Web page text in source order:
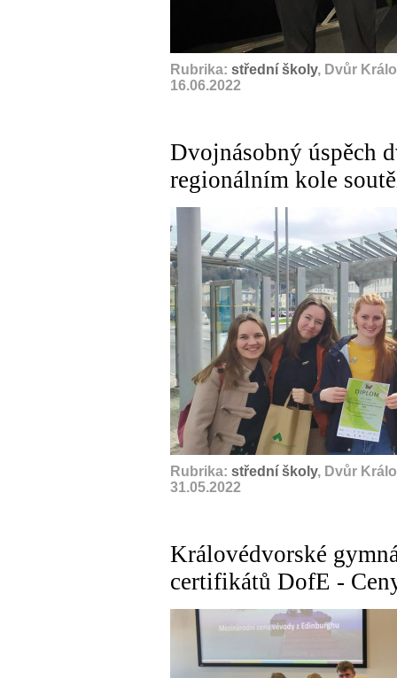
Rubrika: střední školy, Dvůr
16.06.2022
Dvojnásobný úspěch
regionálním kole
Rubrika: střední školy, Dvůr
31.05.2022
Královédvorské
certifikátů DofE -